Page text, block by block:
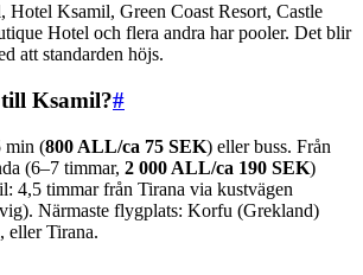
Ksamil, Green Coast Resort, Castle
Hotel och flera andra har pooler. Det blir
att standarden höjs.
Ksamil?#
min (800 ALL/ca 75 SEK) eller buss. Från
(6–7 timmar, 2 000 ALL/ca 190 SEK)
4,5 timmar från Tirana via kustvägen
Närmaste flygplats: Korfu (Grekland)
eller Tirana.